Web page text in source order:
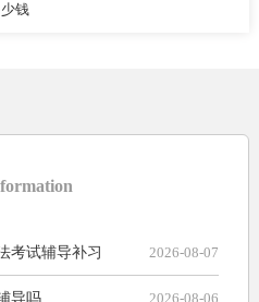
钱
考试辅导补习 2026-08-07
导吗 2026-08-06